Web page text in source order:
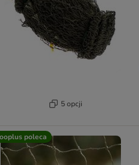
5 opcji
poleca